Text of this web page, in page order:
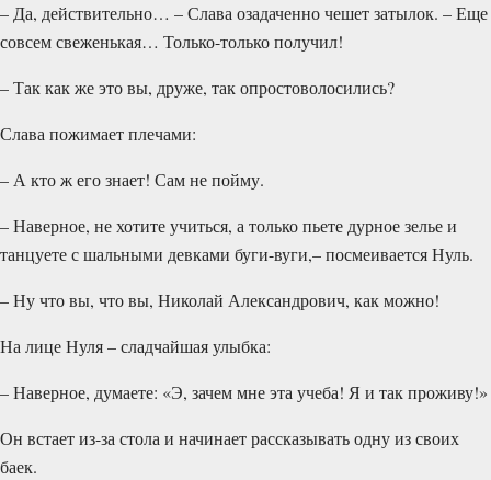
– Да, действительно… – Слава озадаченно чешет затылок. – Еще
совсем свеженькая… Только-только получил!
– Так как же это вы, друже, так опростоволосились?
Слава пожимает плечами:
– А кто ж его знает! Сам не пойму.
– Наверное, не хотите учиться, а только пьете дурное зелье и
танцуете с шальными девками буги-вуги,– посмеивается Нуль.
– Ну что вы, что вы, Николай Александрович, как можно!
На лице Нуля – сладчайшая улыбка:
– Наверное, думаете: «Э, зачем мне эта учеба! Я и так проживу!»
Он встает из-за стола и начинает рассказывать одну из своих
баек.